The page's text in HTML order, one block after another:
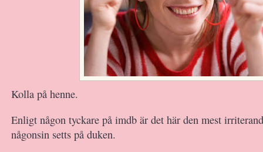
Kolla på henne.
Enligt någon tyckare på imdb är det här den mest
någonsin setts på duken.